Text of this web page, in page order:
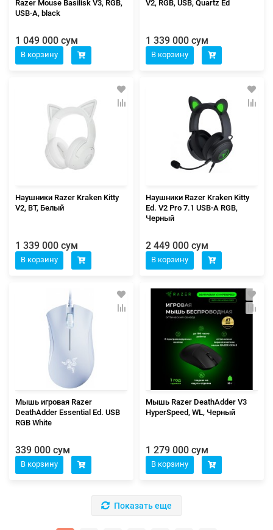
Razer Mouse Basilisk V3, RGB,
USB-A, black
1 049 000 сум
В корзину
V2, RGB, USB, Quartz Ed
1 339 000 сум
В корзину
Наушники Razer Kraken Kitty
V2, BT, Белый
1 339 000 сум
В корзину
Наушники Razer Kraken Kitty
Ed. V2 Pro 7.1 USB-A RGB,
Черный
2 449 000 сум
В корзину
Мышь игровая Razer
DeathAdder Essential Ed. USB
RGB White
339 000 сум
В корзину
Мышь Razer DeathAdder V3
HyperSpeed, WL, Черный
1 279 000 сум
В корзину
Показать еще